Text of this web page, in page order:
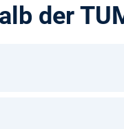
der